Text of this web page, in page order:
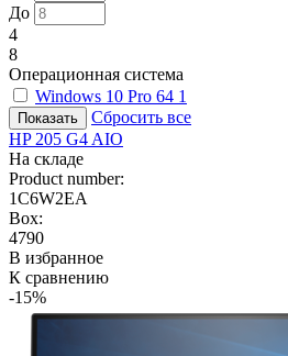
До
4
8
Операционная система
Windows 10 Pro 64 1
Сбросить все
HP 205 G4 AIO
На складе
Product number:
1C6W2EA
Box:
4790
В избранное
К сравнению
-15%